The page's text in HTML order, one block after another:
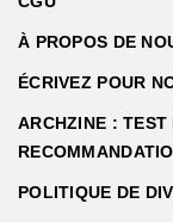
À PROPOS DE
ÉCRIVEZ POUR
ARCHZINE : TEST
POLITIQUE DE